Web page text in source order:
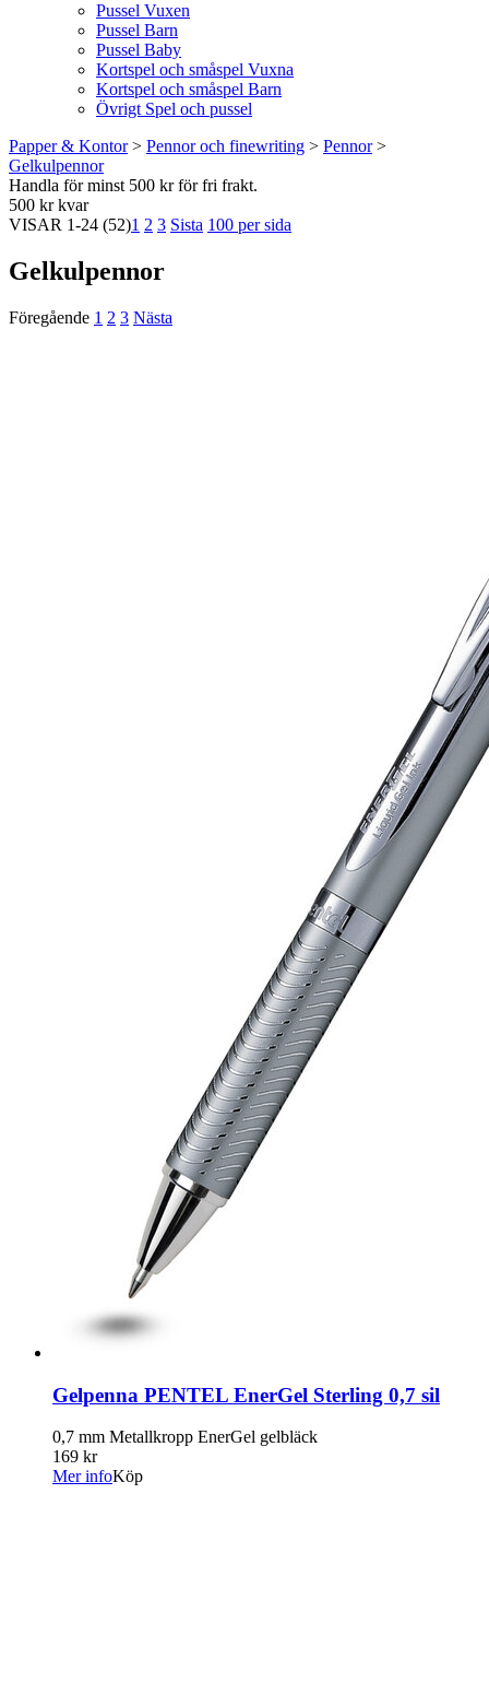
Pussel Vuxen
Pussel Barn
Pussel Baby
Kortspel och småspel Vuxna
Kortspel och småspel Barn
Övrigt Spel och pussel
Papper & Kontor> Pennor och finewriting > Pennor>
Gelkulpennor
Handla för minst 500 kr för fri frakt.
500 kr kvar
VISAR 1-24 (52)1 2 3 Sista 100 per sida
Gelkulpennor
Föregående 1 2 3 Nästa
Gelpenna PENTEL EnerGel Sterling 0,7 sil
0,7 mm Metallkropp EnerGel gelbläck
169 kr
Mer infoKöp